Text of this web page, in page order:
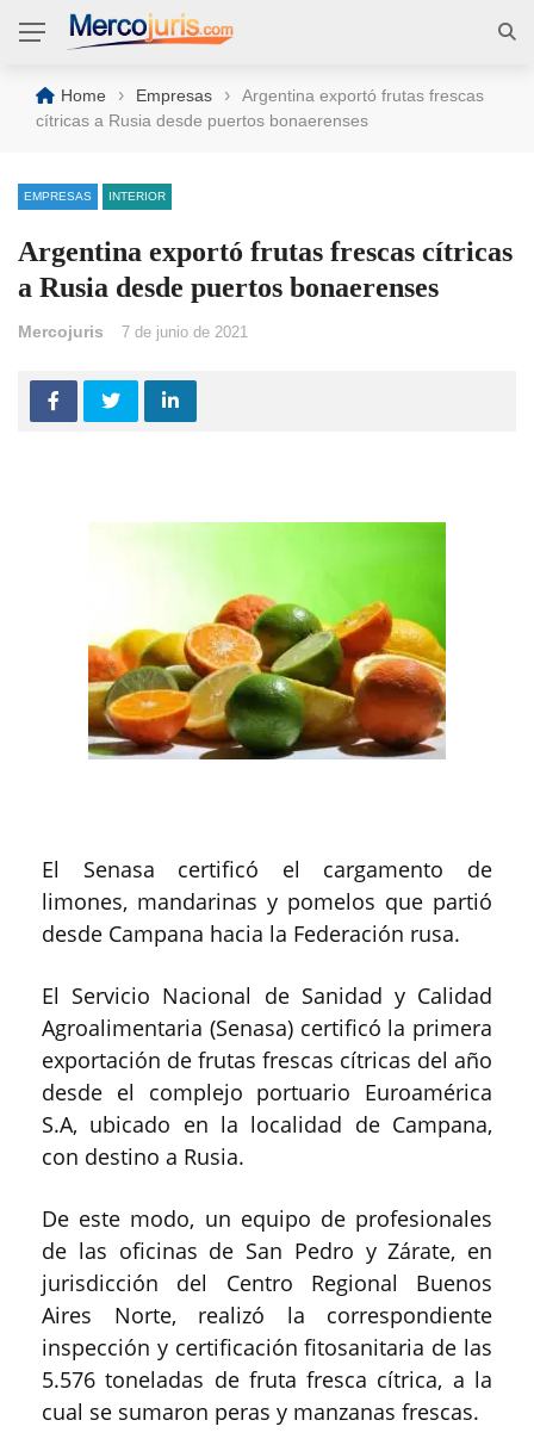
Home › Empresas ›
Argentina exportó frutas frescas
cítricas a Rusia desde puertos bonaerenses
EMPRESAS INTERIOR
Argentina exportó frutas frescas cítricas
a Rusia desde puertos bonaerenses
Mercojuris 7 de junio de 2021
El Senasa certificó el cargamento de
limones, mandarinas y pomelos que partió
desde Campana hacia la Federación rusa.
El Servicio Nacional de Sanidad y Calidad
Agroalimentaria (Senasa) certificó la primera
exportación de frutas frescas cítricas del año
desde el complejo portuario Euroamérica
S.A, ubicado en la localidad de Campana,
con destino a Rusia.
De este modo, un equipo de profesionales
de las oficinas de San Pedro y Zárate, en
jurisdicción del Centro Regional Buenos
Aires Norte, realizó la correspondiente
inspección y certificación fitosanitaria de las
5.576 toneladas de fruta fresca cítrica, a la
cual se sumaron peras y manzanas frescas.